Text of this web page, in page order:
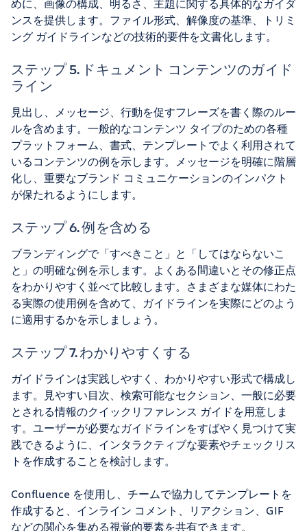
めに、画像の構成、明るさ、主題に関する具体的なガイダ
ンスを提供します。ファイル形式、解像度の基準、トリミ
ング ガイドラインなどの技術的要件を文書化します。
ステップ 5. ドキュメント コンテンツのガイド
ライン
見出し、メッセージ、行動を促すフレーズを書く際のルー
ルを含めます。一般的なコンテンツ タイプのための各種
プラットフォーム、書式、テンプレートでよく利用されて
いるコンテンツの例を示します。メッセージを明確に階層
化し、重要なブランド コミュニケーションのインパクト
が保たれるようにします。
ステップ 6. 例を含める
ブランディングで「すべきこと」と「してはならないこ
と」の明確な例を示します。よくある間違いとその修正点
をわかりやすく並べて比較します。さまざまな媒体にわた
る実際の使用例を含めて、ガイドラインを実際にどのよう
に適用するかを示しましょう。
ステップ 7. わかりやすくする
ガイドラインは実践しやすく、わかりやすい形式で構成し
ます。見やすい目次、検索可能なセクション、一般に必要
とされる情報のクイックリファレンス ガイドを用意しま
す。ユーザーが必要なガイドラインをすばやく見つけて実
践できるように、インタラクティブな要素やチェックリス
トを作成することを検討します。
Confluence を使用し、チームで協力してテンプレートを
作成すると、インライン コメント、リアクション、GIF
などの関心を集める視覚的要素を共有できます。